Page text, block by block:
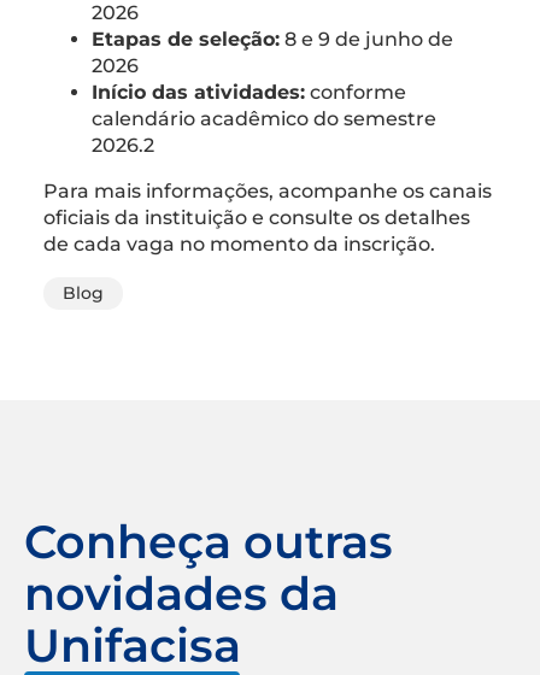
2026
Etapas de seleção: 8 e 9 de junho de
2026
Início das atividades: conforme
calendário acadêmico do semestre
2026.2
Para mais informações, acompanhe os canais
oficiais da instituição e consulte os detalhes
de cada vaga no momento da inscrição.
Blog
Conheça outras
novidades da
Unifacisa